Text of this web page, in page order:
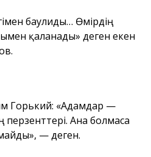
баулиды… Өмірдің
қаланады» деген екен
Горький: «Адамдар —
Ана болмаса
— деген.